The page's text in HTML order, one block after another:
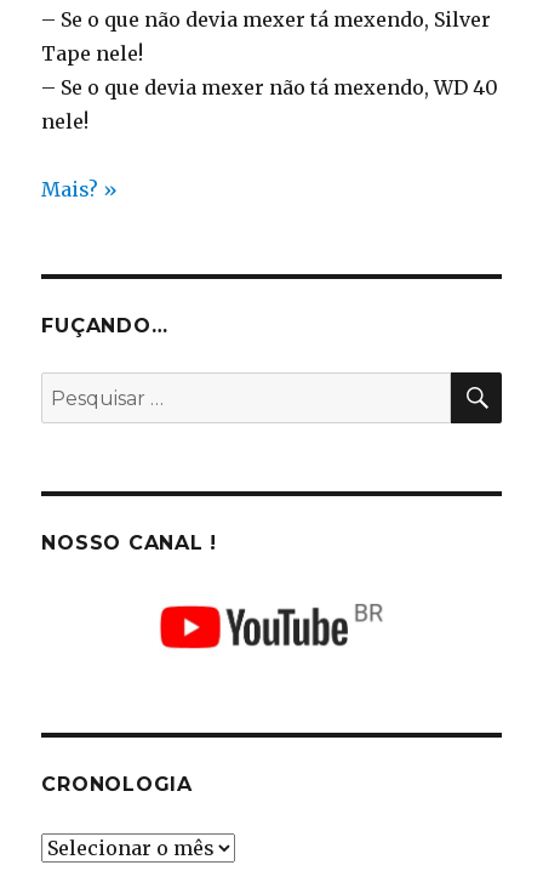
– Se o que não devia mexer tá mexendo, Silver
Tape nele!
– Se o que devia mexer não tá mexendo, WD 40
nele!
Mais? »
FUÇANDO…
Pesquisar
por:
NOSSO CANAL !
CRONOLOGIA
Cronologia